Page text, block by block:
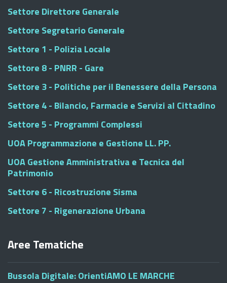
Settore Direttore Generale
Settore Segretario Generale
Settore 1 - Polizia Locale
Settore 8 - PNRR - Gare
Settore 3 - Politiche per il Benessere della Persona
Settore 4 - Bilancio, Farmacie e Servizi al Cittadino
Settore 5 - Programmi Complessi
UOA Programmazione e Gestione LL. PP.
UOA Gestione Amministrativa e Tecnica del
Patrimonio
Settore 6 - Ricostruzione Sisma
Settore 7 - Rigenerazione Urbana
Aree Tematiche
Bussola Digitale: OrientiAMO LE MARCHE